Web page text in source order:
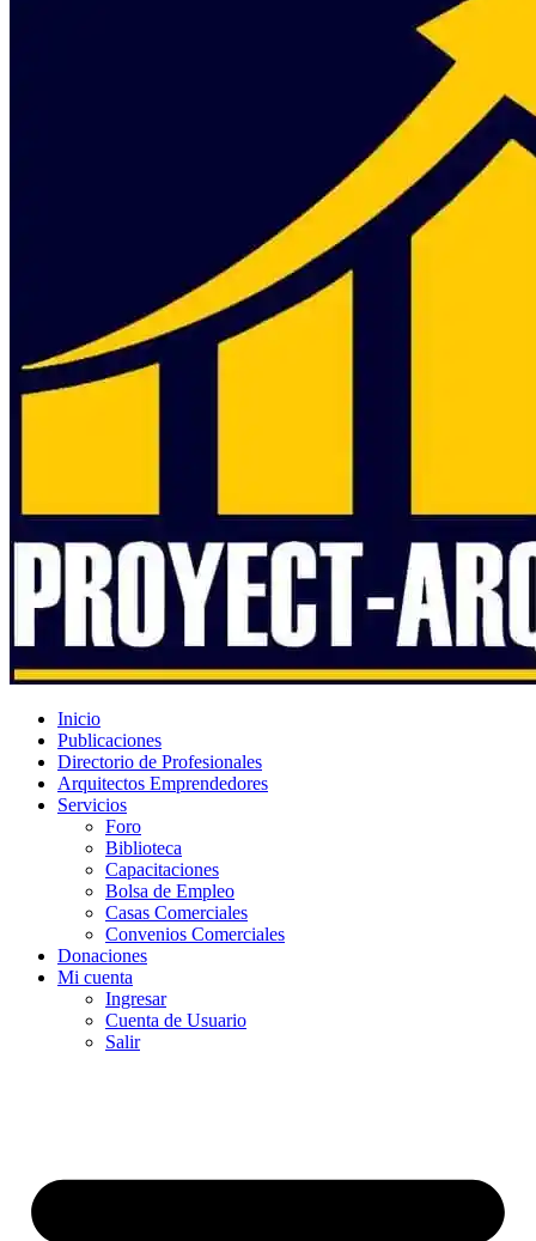
Inicio
Publicaciones
Directorio de Profesionales
Arquitectos Emprendedores
Servicios
Foro
Biblioteca
Capacitaciones
Bolsa de Empleo
Casas Comerciales
Convenios Comerciales
Donaciones
Mi cuenta
Ingresar
Cuenta de Usuario
Salir